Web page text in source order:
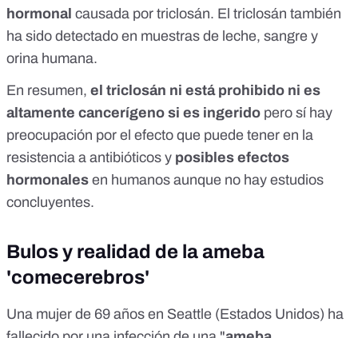
hormonal causada por triclosán. El triclosán también
ha sido detectado en muestras de leche, sangre y
orina humana.
En resumen, el triclosán ni está prohibido ni es
altamente cancerígeno si es ingerido pero sí hay
preocupación por el efecto que puede tener en la
resistencia a antibióticos y posibles efectos
hormonales en humanos aunque no hay estudios
concluyentes.
Bulos y realidad de la ameba
'comecerebros'
Una mujer de 69 años en Seattle (Estados Unidos) ha